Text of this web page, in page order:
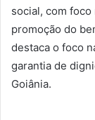
social, com
promoção do
destaca o foco
garantia de
Goiânia.